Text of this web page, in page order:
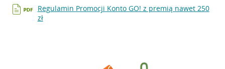
Regulamin Promocji Konto GO! z premią nawet 250
zł